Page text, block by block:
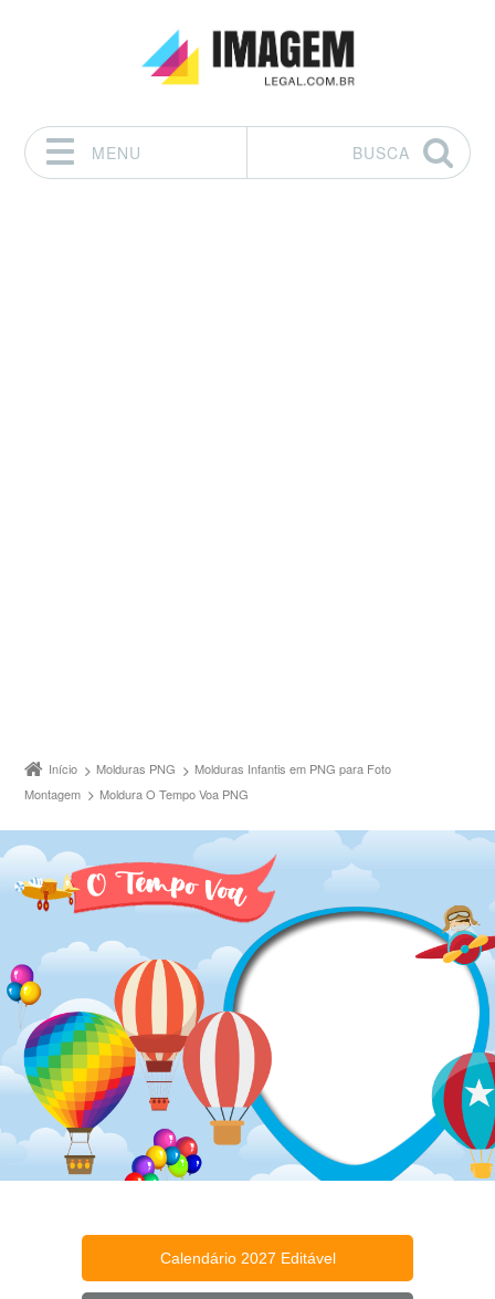
MENU
BUSCA
Início Molduras PNG
Molduras Infantis em PNG para Foto
Montagem
Moldura O Tempo Voa PNG
Calendário 2027 Editável